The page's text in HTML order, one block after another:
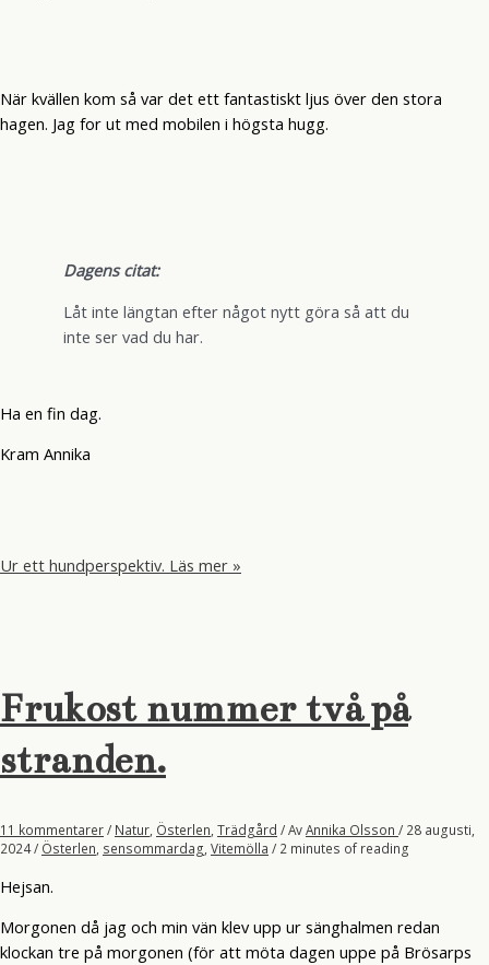
När kvällen kom så var det ett fantastiskt ljus över den stora
hagen. Jag for ut med mobilen i högsta hugg.
Dagens citat:
Låt inte längtan efter något nytt göra så att du
inte ser vad du har.
Ha en fin dag.
Kram Annika
Ur ett hundperspektiv. Läs mer »
Frukost nummer två på
stranden.
11 kommentarer/ Natur Österlen Trädgård / AvAnnika Olsson / 28 augusti,
2024/ Österlen sensommardag Vitemölla / 2 minutes of reading
Hejsan.
Morgonen då jag och min vän klev upp ur sänghalmen redan
klockan tre på morgonen (för att möta dagen uppe på Brösarps